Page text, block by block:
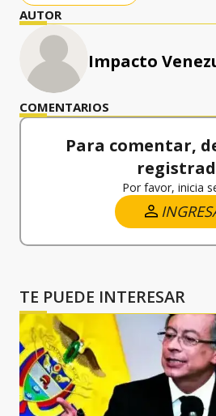
AUTOR
Impacto
COMENTARIOS
Para comentar,
Por favor, inicia
TE PUEDE INTERESAR